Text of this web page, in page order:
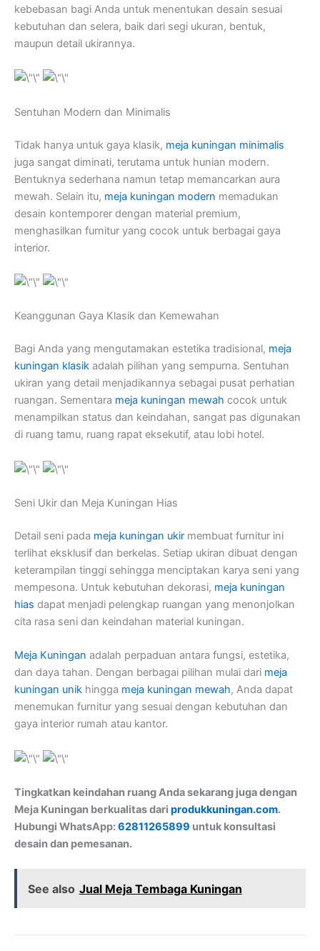
kebebasan bagi Anda untuk menentukan desain sesuai
kebutuhan dan selera, baik dari segi ukuran, bentuk,
maupun detail ukirannya.
Sentuhan Modern dan Minimalis
Tidak hanya untuk gaya klasik, meja kuningan minimalis
juga sangat diminati, terutama untuk hunian modern.
Bentuknya sederhana namun tetap memancarkan aura
mewah. Selain itu, meja kuningan modern memadukan
desain kontemporer dengan material premium,
menghasilkan furnitur yang cocok untuk berbagai gaya
interior.
Keanggunan Gaya Klasik dan Kemewahan
Bagi Anda yang mengutamakan estetika tradisional, meja
kuningan klasik adalah pilihan yang sempurna. Sentuhan
ukiran yang detail menjadikannya sebagai pusat perhatian
ruangan. Sementara meja kuningan mewah cocok untuk
menampilkan status dan keindahan, sangat pas digunakan
di ruang tamu, ruang rapat eksekutif, atau lobi hotel.
Seni Ukir dan Meja Kuningan Hias
Detail seni pada meja kuningan ukir membuat furnitur ini
terlihat eksklusif dan berkelas. Setiap ukiran dibuat dengan
keterampilan tinggi sehingga menciptakan karya seni yang
mempesona. Untuk kebutuhan dekorasi, meja kuningan
hias dapat menjadi pelengkap ruangan yang menonjolkan
cita rasa seni dan keindahan material kuningan.
Meja Kuningan adalah perpaduan antara fungsi, estetika,
dan daya tahan. Dengan berbagai pilihan mulai dari meja
kuningan unik hingga meja kuningan mewah, Anda dapat
menemukan furnitur yang sesuai dengan kebutuhan dan
gaya interior rumah atau kantor.
Tingkatkan keindahan ruang Anda sekarang juga dengan
Meja Kuningan berkualitas dari produkkuningan.com.
Hubungi WhatsApp:62811265899 untuk konsultasi
desain dan pemesanan.
See also Jual Meja Tembaga Kuningan